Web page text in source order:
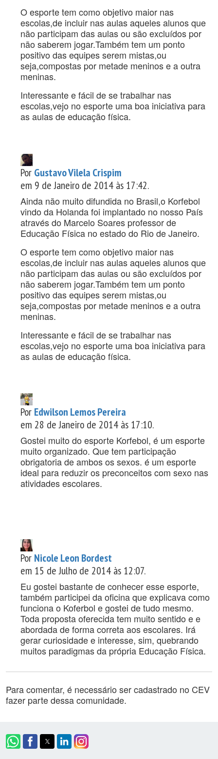
O esporte tem como objetivo maior nas
escolas,de incluir nas aulas aqueles alunos que
não participam das aulas ou são excluídos por
não saberem jogar.Também tem um ponto
positivo das equipes serem mistas,ou
seja,compostas por metade meninos e a outra
meninas.
Interessante e fácil de se trabalhar nas
escolas,vejo no esporte uma boa iniciativa para
as aulas de educação física.
Por Gustavo Vilela Crispim
em 9 de Janeiro de 2014 às 17:42.
Ainda não muito difundida no Brasil,o Korfebol
vindo da Holanda foi implantado no nosso País
através do Marcelo Soares professor de
Educação Física no estado do Rio de Janeiro.
O esporte tem como objetivo maior nas
escolas,de incluir nas aulas aqueles alunos que
não participam das aulas ou são excluídos por
não saberem jogar.Também tem um ponto
positivo das equipes serem mistas,ou
seja,compostas por metade meninos e a outra
meninas.
Interessante e fácil de se trabalhar nas
escolas,vejo no esporte uma boa iniciativa para
as aulas de educação física.
Por Edwilson Lemos Pereira
em 28 de Janeiro de 2014 às 17:10.
Gostei muito do esporte Korfebol, é um esporte
muito organizado. Que tem participação
obrigatoria de ambos os sexos. é um esporte
ideal para reduzir os preconceitos com sexo nas
atividades escolares.
Por Nicole Leon Bordest
em 15 de Julho de 2014 às 12:07.
Eu gostei bastante de conhecer esse esporte,
também participei da oficina que explicava como
funciona o Koferbol e gostei de tudo mesmo.
Toda proposta oferecida tem muito sentido e e
abordada de forma correta aos escolares. Irá
gerar curiosidade e interesse, sim, quebrando
muitos paradigmas da própria Educação Física.
Para comentar, é necessário ser cadastrado no CEV
fazer parte dessa comunidade.